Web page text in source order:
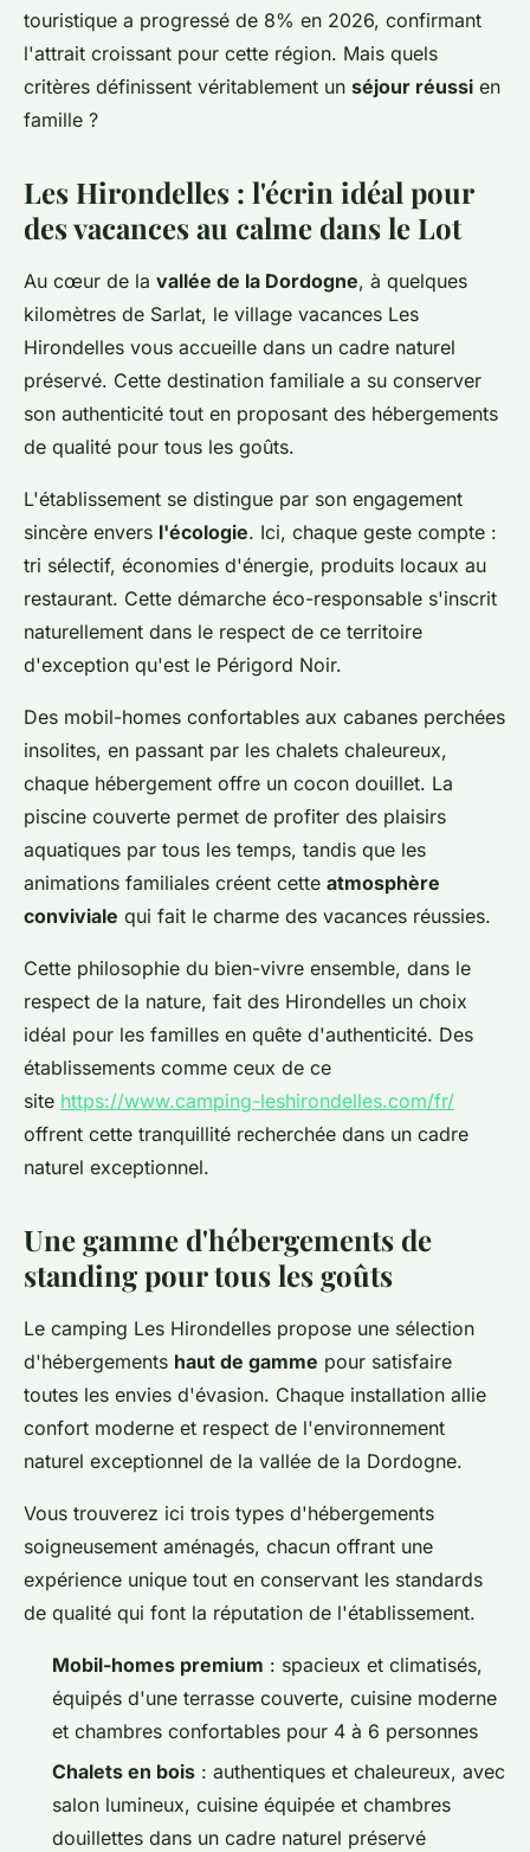
Axel•16 janvier 2026•7 min de lecture
touristique a progressé de 8% en 2026, confirmant
l'attrait croissant pour cette région. Mais quels
critères définissent véritablement un séjour réussi en
famille ?
Les Hirondelles : l'écrin idéal pour
des vacances au calme dans le Lot
Au cœur de la vallée de la Dordogne, à quelques
kilomètres de Sarlat, le village vacances Les
Hirondelles vous accueille dans un cadre naturel
préservé. Cette destination familiale a su conserver
son authenticité tout en proposant des hébergements
de qualité pour tous les goûts.
L'établissement se distingue par son engagement
sincère envers l'écologie. Ici, chaque geste compte :
tri sélectif, économies d'énergie, produits locaux au
restaurant. Cette démarche éco-responsable s'inscrit
naturellement dans le respect de ce territoire
d'exception qu'est le Périgord Noir.
Des mobil-homes confortables aux cabanes perchées
insolites, en passant par les chalets chaleureux,
chaque hébergement offre un cocon douillet. La
piscine couverte permet de profiter des plaisirs
aquatiques par tous les temps, tandis que les
animations familiales créent cette atmosphère
conviviale qui fait le charme des vacances réussies.
Cette philosophie du bien-vivre ensemble, dans le
respect de la nature, fait des Hirondelles un choix
idéal pour les familles en quête d'authenticité. Des
établissements comme ceux de ce
site https://www.camping-leshirondelles.com/fr/
offrent cette tranquillité recherchée dans un cadre
naturel exceptionnel.
Une gamme d'hébergements de
standing pour tous les goûts
Le camping Les Hirondelles propose une sélection
d'hébergements haut de gamme pour satisfaire
toutes les envies d'évasion. Chaque installation allie
confort moderne et respect de l'environnement
naturel exceptionnel de la vallée de la Dordogne.
Vous trouverez ici trois types d'hébergements
soigneusement aménagés, chacun offrant une
expérience unique tout en conservant les standards
de qualité qui font la réputation de l'établissement.
Mobil-homes premium : spacieux et climatisés,
équipés d'une terrasse couverte, cuisine moderne
et chambres confortables pour 4 à 6 personnes
Chalets en bois : authentiques et chaleureux, avec
salon lumineux, cuisine équipée et chambres
douillettes dans un cadre naturel préservé